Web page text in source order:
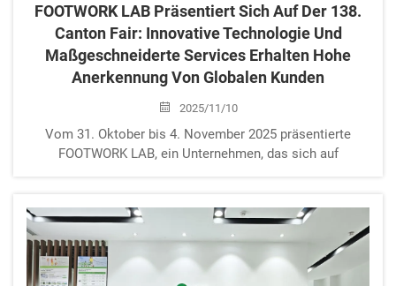
FOOTWORK LAB Präsentiert Sich Auf Der 138.
Canton Fair: Innovative Technologie Und
Maßgeschneiderte Services Erhalten Hohe
Anerkennung Von Globalen Kunden
2025/11/10
Vom 31. Oktober bis 4. November 2025 präsentierte
FOOTWORK LAB, ein Unternehmen, das sich auf
Fair. Mit seinem Service-Modell „präzise Erkennung und
personalisierte Anpassung“ erzielte...